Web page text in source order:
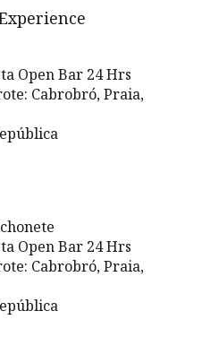
Open Bar 24 Hrs
Cabrobró, Praia,
Open Bar 24 Hrs
Cabrobró, Praia,